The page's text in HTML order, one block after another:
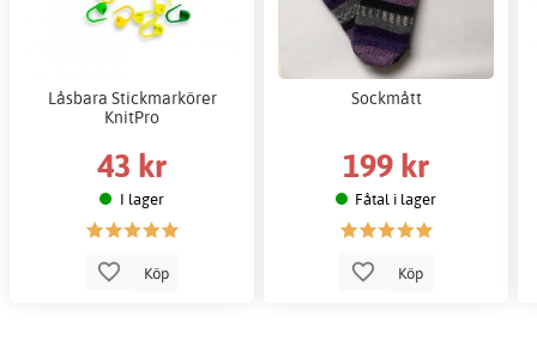
Låsbara Stickmarkörer
KnitPro
43 kr
I lager
Köp
Sockmått
199 kr
Fåtal i lager
Köp